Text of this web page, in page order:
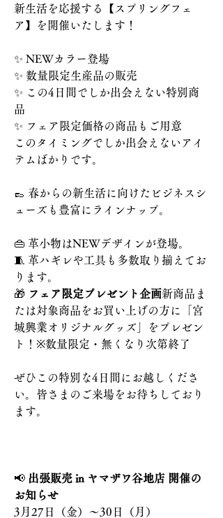
新生活を応援する【スプリングフェ
ア】を開催いたします！
✨ NEWカラー登場
✨ 数量限定生産品の販売
✨ この4日間でしか出会えない特別商
品
✨ フェア限定価格の商品もご用意
このタイミングでしか出会えないアイ
テムばかりです。
👞 春からの新生活に向けたビジネスシ
ューズも豊富にラインナップ。
👜 革小物はNEWデザインが登場。
🧵 革ハギレや工具も多数取り揃えてお
ります。
🎁 フェア限定プレゼント企画新商品ま
たは対象商品をお買い上げの方に「宮
城興業オリジナルグッズ」をプレゼン
ト！※数量限定・無くなり次第終了
ぜひこの特別な4日間にお越しくださ
い。皆さまのご来場をお待ちしており
ます。
📢 出張販売 in ヤマザワ谷地店 開催の
お知らせ
3月27日（金）～30日（月）